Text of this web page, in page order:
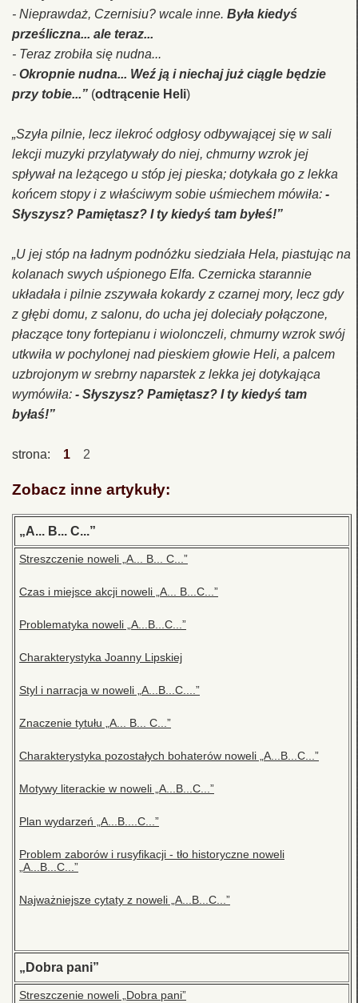
- Nieprawdaż, Czernisiu? wcale inne. Była kiedyś
prześliczna... ale teraz...
- Teraz zrobiła się nudna...
- Okropnie nudna... Weź ją i niechaj już ciągle będzie
przy tobie...” (odtrącenie Heli)
„Szyła pilnie, lecz ilekroć odgłosy odbywającej się w sali
lekcji muzyki przylatywały do niej, chmurny wzrok jej
spływał na leżącego u stóp jej pieska; dotykała go z lekka
końcem stopy i z właściwym sobie uśmiechem mówiła: -
Słyszysz? Pamiętasz? I ty kiedyś tam byłeś!”
„U jej stóp na ładnym podnóżku siedziała Hela, piastując na
kolanach swych uśpionego Elfa. Czernicka starannie
układała i pilnie zszywała kokardy z czarnej mory, lecz gdy
z głębi domu, z salonu, do ucha jej doleciały połączone,
płaczące tony fortepianu i wiolonczeli, chmurny wzrok swój
utkwiła w pochylonej nad pieskiem głowie Heli, a palcem
uzbrojonym w srebrny naparstek z lekka jej dotykająca
wymówiła: - Słyszysz? Pamiętasz? I ty kiedyś tam
byłaś!”
strona: 1 2
Zobacz inne artykuły:
„A... B... C...”
Streszczenie noweli „A... B... C...”
Czas i miejsce akcji noweli „A... B...C...”
Problematyka noweli „A...B...C...”
Charakterystyka Joanny Lipskiej
Styl i narracja w noweli „A...B...C....”
Znaczenie tytułu „A... B... C...”
Charakterystyka pozostałych bohaterów noweli „A...B...C...”
Motywy literackie w noweli „A...B...C...”
Plan wydarzeń „A...B....C...”
Problem zaborów i rusyfikacji - tło historyczne noweli
„A...B...C...”
Najważniejsze cytaty z noweli „A...B...C...”
„Dobra pani”
Streszczenie noweli „Dobra pani”